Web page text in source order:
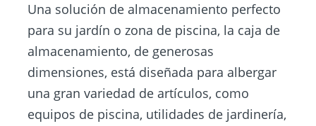
Una solución de almacenamiento perfecto
para su jardín o zona de piscina, la caja de
almacenamiento, de generosas
dimensiones, está diseñada para albergar
una gran variedad de artículos, como
equipos de piscina, utilidades de jardinería,